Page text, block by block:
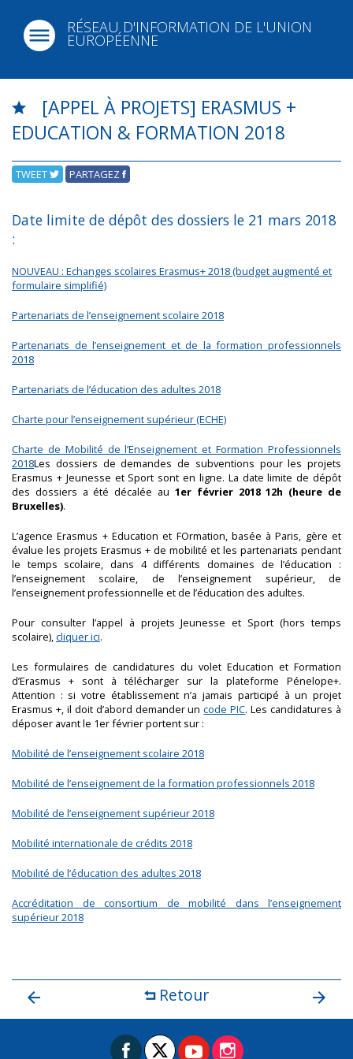
RÉSEAU D'INFORMATION DE L'UNION
EUROPÉENNE
[APPEL À PROJETS] ERASMUS +
EDUCATION & FORMATION 2018
TWEET PARTAGEZ
Date limite de dépôt des dossiers le 21 mars 2018
:
NOUVEAU : Echanges scolaires Erasmus+ 2018 (budget augmenté et
formulaire simplifié)
Partenariats de l’enseignement scolaire 2018
Partenariats de l’enseignement et de la formation professionnels
2018
Partenariats de l’éducation des adultes 2018
Charte pour l’enseignement supérieur (ECHE)
Charte de Mobilité de l’Enseignement et Formation Professionnels
2018Les dossiers de demandes de subventions pour les projets
Erasmus + Jeunesse et Sport sont en ligne. La date limite de dépôt
des dossiers a été décalée au 1er février 2018 12h (heure de
Bruxelles).
L’agence Erasmus + Education et FOrmation, basée à Paris, gère et
évalue les projets Erasmus + de mobilité et les partenariats pendant
le temps scolaire, dans 4 différents domaines de l’éducation :
l’enseignement scolaire, de l’enseignement supérieur, de
l’enseignement professionnelle et de l’éducation des adultes.
Pour consulter l’appel à projets Jeunesse et Sport (hors temps
scolaire),cliquer ici.
Les formulaires de candidatures du volet Education et Formation
d’Erasmus + sont à télécharger sur la plateforme Pénelope+.
Attention : si votre établissement n’a jamais participé à un projet
Erasmus +, il doit d’abord demander uncode PIC. Les candidatures à
déposer avant le 1er février portent sur :
Mobilité de l’enseignement scolaire 2018
Mobilité de l’enseignement de la formation professionnels 2018
Mobilité de l’enseignement supérieur 2018
Mobilité internationale de crédits 2018
Mobilité de l’éducation des adultes 2018
Accréditation de consortium de mobilité dans l’enseignement
supérieur 2018
Retour